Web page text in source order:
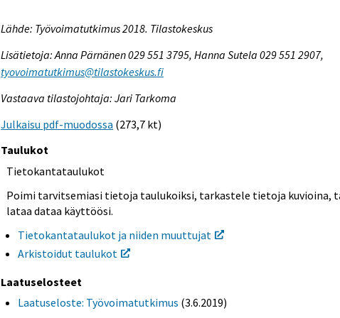
Lähde: Työvoimatutkimus 2018. Tilastokeskus
Lisätietoja: Anna Pärnänen 029 551 3795, Hanna Sutela 029 551 2907,
tyovoimatutkimus@tilastokeskus.fi
Vastaava tilastojohtaja: Jari Tarkoma
Julkaisu pdf-muodossa (273,7 kt)
Taulukot
Tietokantataulukot
Poimi tarvitsemiasi tietoja taulukoiksi, tarkastele tietoja kuvioina,
lataa dataa käyttöösi.
Tietokantataulukot ja niiden muuttujat
Arkistoidut taulukot
Laatuselosteet
Laatuseloste: Työvoimatutkimus (3.6.2019)